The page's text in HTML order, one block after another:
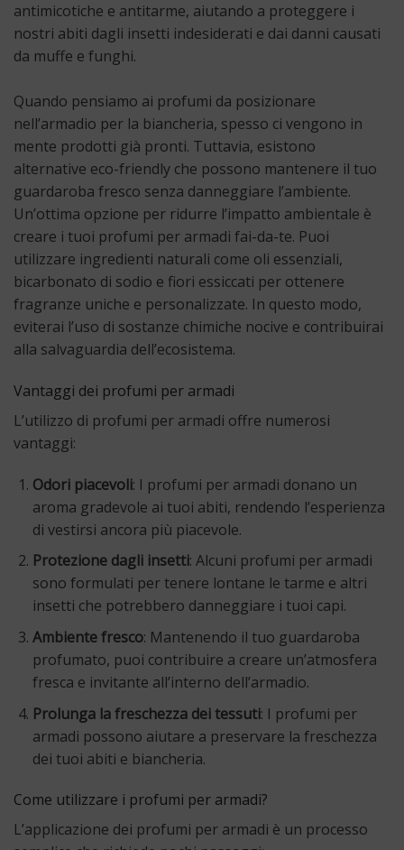
antimicotiche e antitarme, aiutando a proteggere i
nostri abiti dagli insetti indesiderati e dai danni causati
da muffe e funghi.
Quando pensiamo ai profumi da posizionare
nell’armadio per la biancheria, spesso ci vengono in
mente prodotti già pronti. Tuttavia, esistono
alternative eco-friendly che possono mantenere il tuo
guardaroba fresco senza danneggiare l’ambiente.
Un’ottima opzione per ridurre l’impatto ambientale è
creare i tuoi profumi per armadi fai-da-te. Puoi
utilizzare ingredienti naturali come oli essenziali,
bicarbonato di sodio e fiori essiccati per ottenere
fragranze uniche e personalizzate. In questo modo,
eviterai l’uso di sostanze chimiche nocive e contribuirai
alla salvaguardia dell’ecosistema.
Vantaggi dei profumi per armadi
L’utilizzo di profumi per armadi offre numerosi
vantaggi:
Odori piacevoli: I profumi per armadi donano un
aroma gradevole ai tuoi abiti, rendendo l’esperienza
di vestirsi ancora più piacevole.
Protezione dagli insetti: Alcuni profumi per armadi
sono formulati per tenere lontane le tarme e altri
insetti che potrebbero danneggiare i tuoi capi.
Ambiente fresco: Mantenendo il tuo guardaroba
profumato, puoi contribuire a creare un’atmosfera
fresca e invitante all’interno dell’armadio.
Prolunga la freschezza dei tessuti: I profumi per
armadi possono aiutare a preservare la freschezza
dei tuoi abiti e biancheria.
Come utilizzare i profumi per armadi?
L’applicazione dei profumi per armadi è un processo